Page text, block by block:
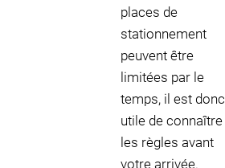
places de
stationnement
peuvent être
limitées par le
temps, il est donc
utile de connaître
les règles avant
votre arrivée.